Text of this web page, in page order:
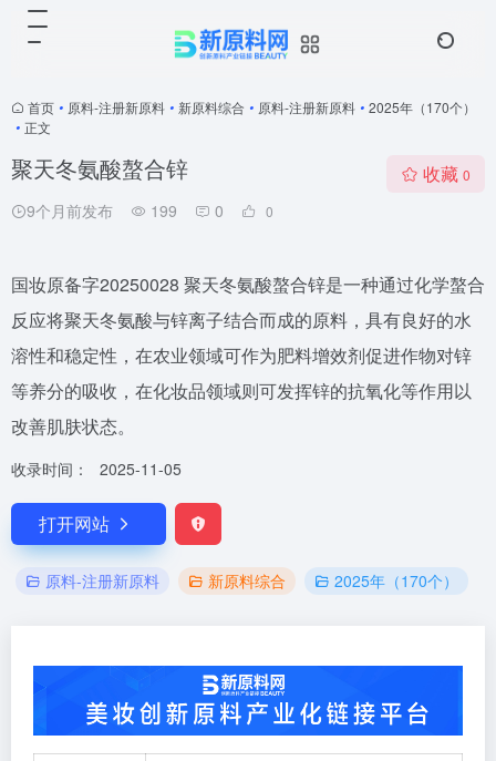
首页 • 原料-注册新原料 • 新原料综合 • 原料-注册新原料 • 2025年（170个）
• 正文
聚天冬氨酸螯合锌
9个月前发布 199 0 0
收藏 0
国妆原备字20250028 聚天冬氨酸螯合锌是一种通过化学螯合
反应将聚天冬氨酸与锌离子结合而成的原料，具有良好的水
溶性和稳定性，在农业领域可作为肥料增效剂促进作物对锌
等养分的吸收，在化妆品领域则可发挥锌的抗氧化等作用以
改善肌肤状态。
收录时间： 2025-11-05
打开网站
原料-注册新原料 新原料综合 2025年（170个）